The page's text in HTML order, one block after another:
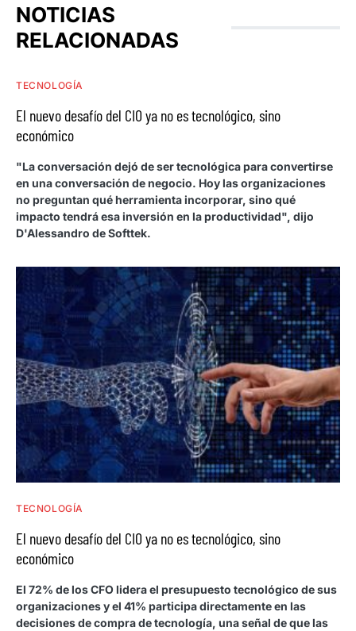
NOTICIAS
RELACIONADAS
TECNOLOGÍA
El nuevo desafío del CIO ya no es tecnológico, sino
económico
"La conversación dejó de ser tecnológica para convertirse
en una conversación de negocio. Hoy las organizaciones
no preguntan qué herramienta incorporar, sino qué
impacto tendrá esa inversión en la productividad", dijo
D'Alessandro de Softtek.
TECNOLOGÍA
El nuevo desafío del CIO ya no es tecnológico, sino
económico
El 72% de los CFO lidera el presupuesto tecnológico de sus
organizaciones y el 41% participa directamente en las
decisiones de compra de tecnología, una señal de que las